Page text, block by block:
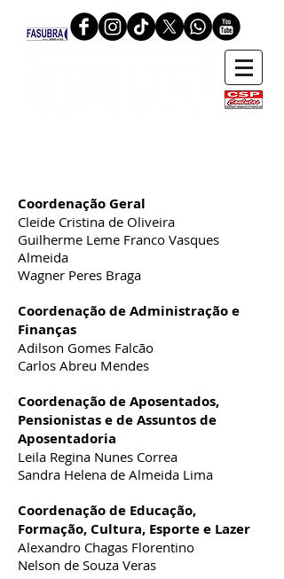
Coordenação Geral
Cleide Cristina de Oliveira
Guilherme Leme Franco Vasques
Almeida
Wagner Peres Braga
Coordenação de Administração e
Finanças
Adilson Gomes Falcão
Carlos Abreu Mendes
Coordenação de Aposentados,
Pensionistas e de Assuntos de
Aposentadoria
Leila Regina Nunes Correa
Sandra Helena de Almeida Lima
Coordenação de Educação,
Formação, Cultura, Esporte e Lazer
Alexandro Chagas Florentino
Nelson de Souza Veras